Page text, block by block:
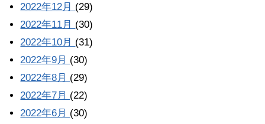
2022年12月 (29)
2022年11月 (30)
2022年10月 (31)
2022年9月 (30)
2022年8月 (29)
2022年7月 (22)
2022年6月 (30)